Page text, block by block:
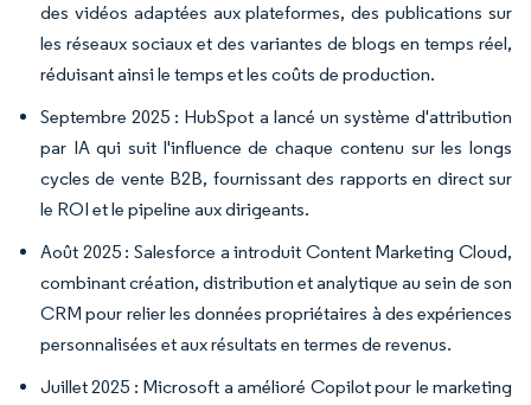
des vidéos adaptées aux plateformes, des publications sur
les réseaux sociaux et des variantes de blogs en temps réel,
réduisant ainsi le temps et les coûts de production.
Septembre 2025 : HubSpot a lancé un système d'attribution
par IA qui suit l'influence de chaque contenu sur les longs
cycles de vente B2B, fournissant des rapports en direct sur
le ROI et le pipeline aux dirigeants.
Août 2025 : Salesforce a introduit Content Marketing Cloud,
combinant création, distribution et analytique au sein de son
CRM pour relier les données propriétaires à des expériences
personnalisées et aux résultats en termes de revenus.
Juillet 2025 : Microsoft a amélioré Copilot pour le marketing